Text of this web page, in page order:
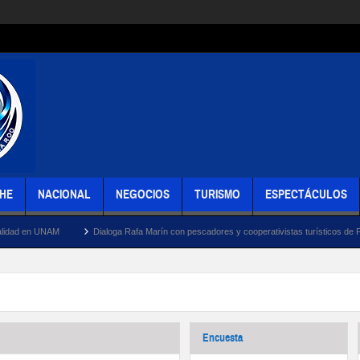
NACIONAL NEGOCIOS TURISMO ESPECTÁCULOS
Dialoga Rafa Marín con pescadores y cooperativistas turísticos de Puerto Juárez
Encuesta